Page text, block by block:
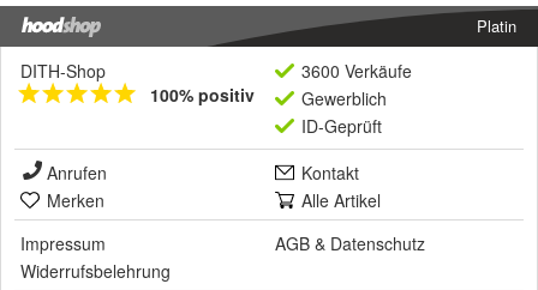
Platin
DITH-Shop
100% positiv
3600 Verkäufe
Gewerblich
ID-Geprüft
Anrufen
Kontakt
Merken
Alle Artikel
Impressum
AGB & Datenschutz
Widerrufsbelehrung